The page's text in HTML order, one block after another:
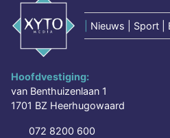
Nieuws | Sport |
Hoofdvestiging:
van Benthuizenlaan 1
1701 BZ Heerhugowaard
072 8200 600